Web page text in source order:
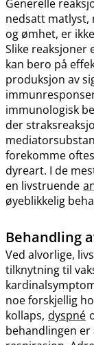
Generelle
nedsatt
og ømhet, er
Slike reaksjoner
kan bero på
produksjon av
immunologisk
der
forekomme
dyreart. I de
en livstruende
øyeblikkelig
Behandling
Ved alvorlige,
tilknytning til
noe forskjellig
kollaps, dyspné
behandlingen